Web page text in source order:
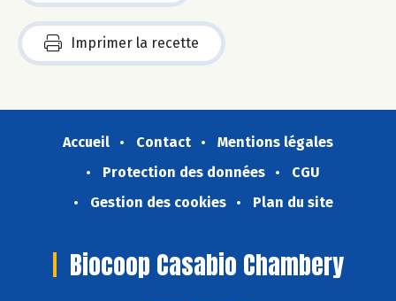
Imprimer la recette
Accueil Contact
Mentions légales
Protection des données
CGU
Gestion des cookies
Plan du site
Biocoop Casabio Chambery